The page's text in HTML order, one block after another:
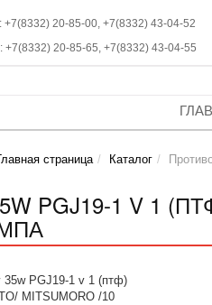
+7(8332) 20-85-00, +7(8332) 43-04-52
+7(8332) 20-85-65, +7(8332) 43-04-55
страница Каталог
PGJ19-1 V 1